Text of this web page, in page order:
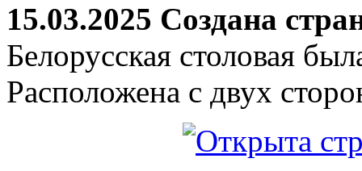
15.03.2025 Создана
Белорусская столовая
Расположена с двух